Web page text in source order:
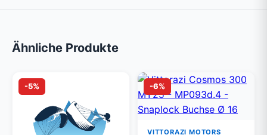
Ähnliche Produkte
-5% -6%
VITTORAZI MOTORS